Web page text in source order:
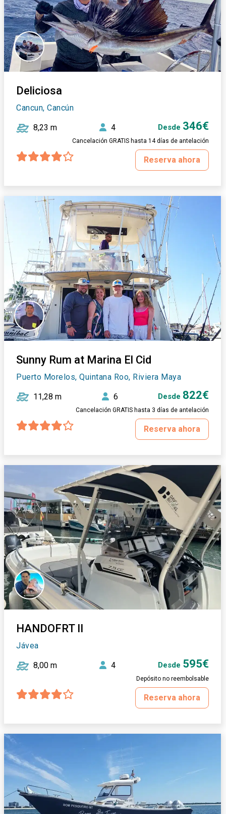
Deliciosa
Cancun, Cancún
8,23 m 4 Desde 346€
Cancelación GRATIS hasta 14 días de antelación
Reserva ahora
Sunny Rum at Marina El Cid
Puerto Morelos, Quintana Roo, Riviera Maya
11,28 m 6 Desde 822€
Cancelación GRATIS hasta 3 días de antelación
Reserva ahora
HANDOFRT II
Jávea
8,00 m 4 Desde 595€
Depósito no reembolsable
Reserva ahora